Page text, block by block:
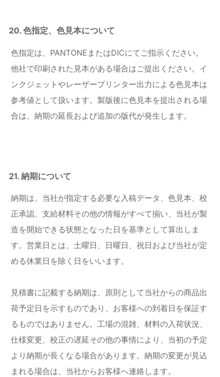
20. 色指定、色見本について
色指定は、PANTONEまたはDICにてご指示ください。
他社で印刷された見本がある場合はご提出ください。イ
ンクジェットやレーザープリンター出力による色見本は
参考値として扱います。製版後に色見本を提出される場
合は、納期の延長および追加の版代が発生します。
21. 納期について
納期は、当社が指定する必要な入稿データ、色見本、校
正承認、支給材料その他の情報がすべて揃い、当社が製
造を開始できる状態となった日を基準として算出しま
す。営業日とは、土曜日、日曜日、祝日および当社が定
める休業日を除く日をいいます。
見積書に記載する納期は、原則として当社からの商品出
荷予定日を示すものであり、お客様への到着日を保証す
るものではありません。工場の混雑、材料の入荷状況、
仕様変更、校正の遅延その他の事情により、当初の予定
より納期が長くなる場合があります。納期の変更が見込
まれる場合は、当社からお客様へ連絡します。